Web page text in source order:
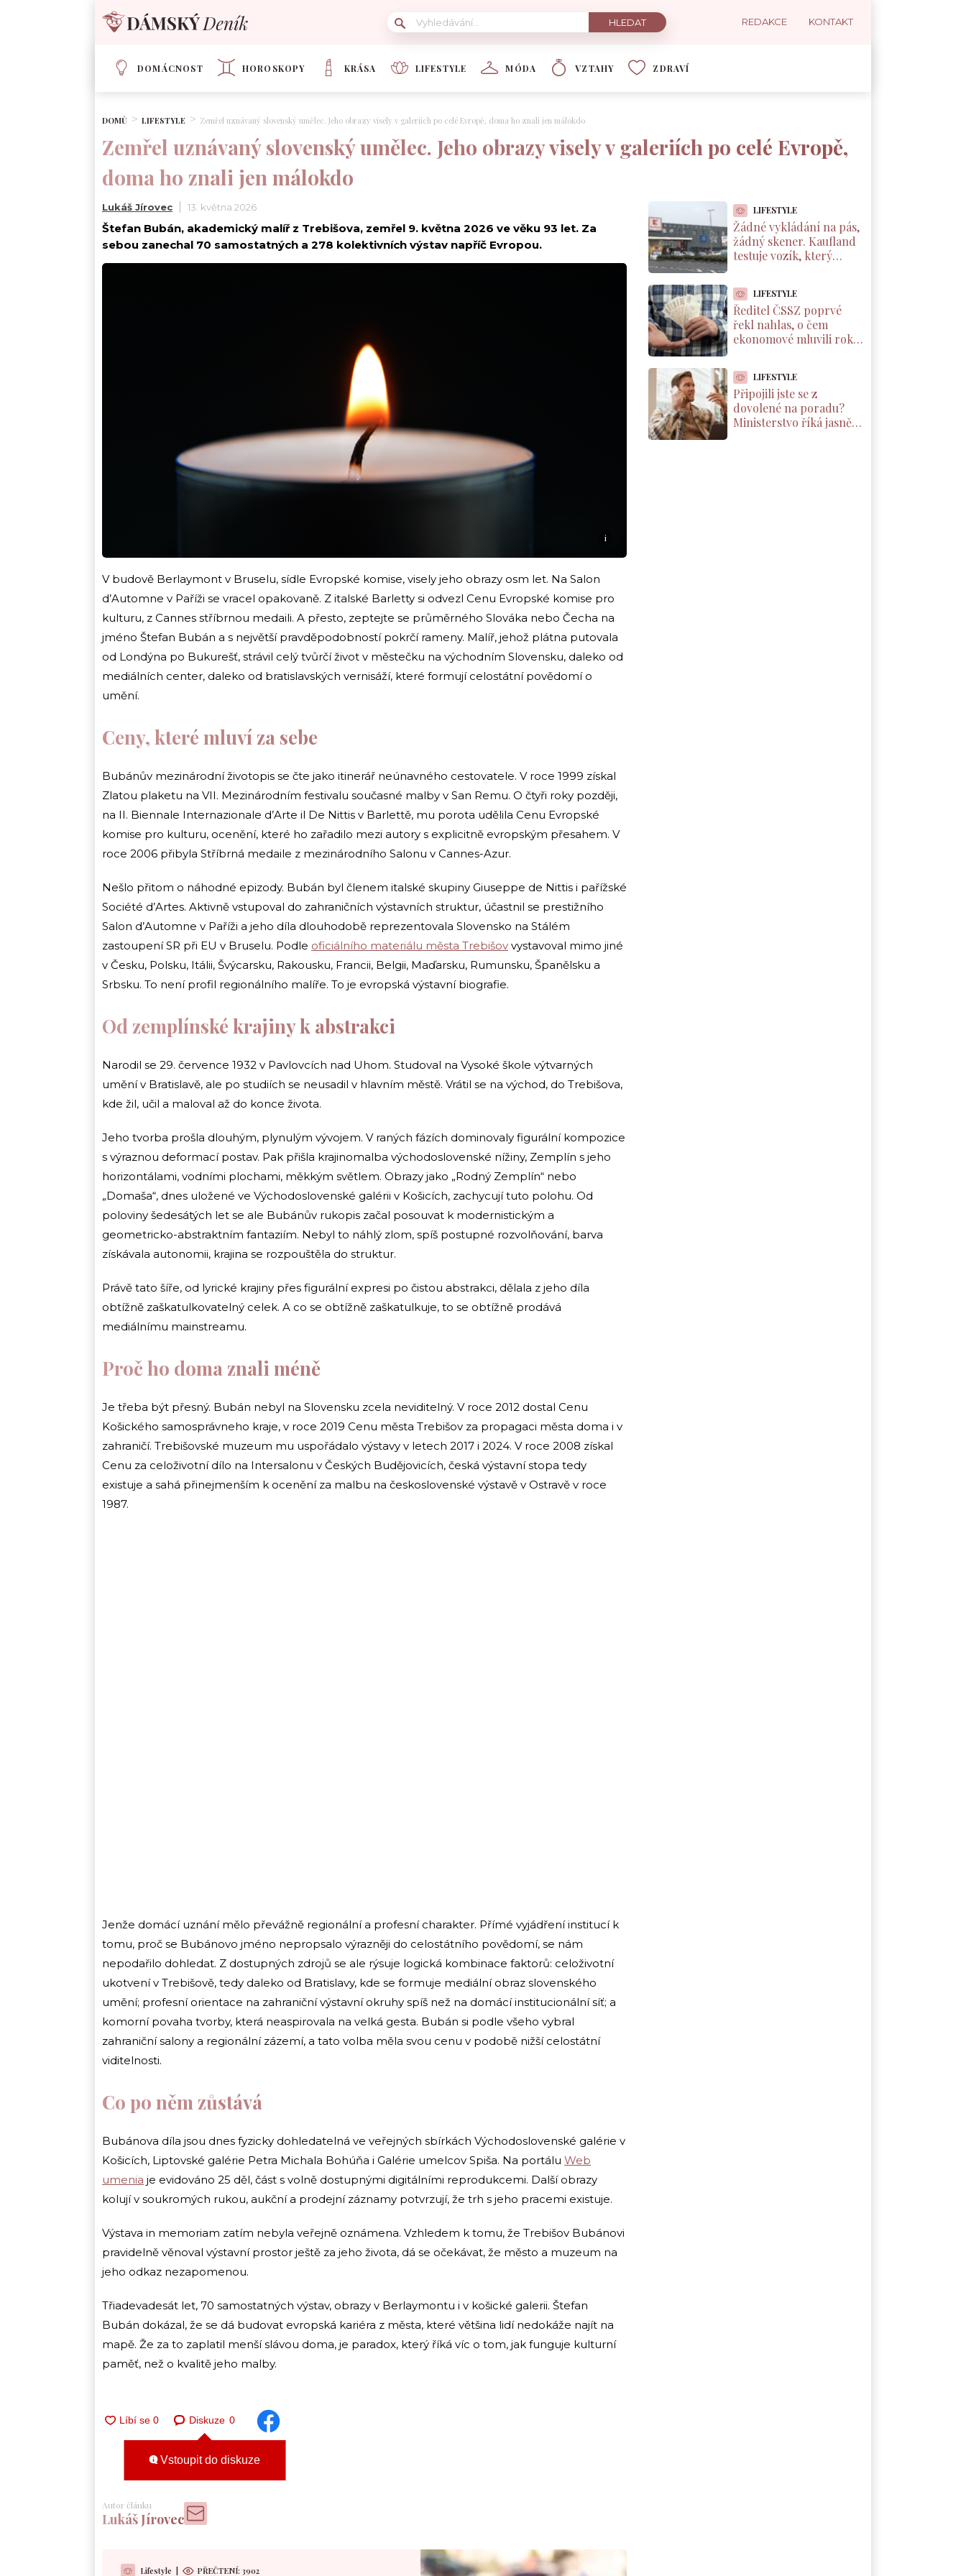
REDAKCE KONTAKT
DOMÁCNOST HOROSKOPY KRÁSA LIFESTYLE MÓDA VZTAHY ZDRAVÍ
DOMŮ LIFESTYLE Zemřel uznávaný slovenský umělec. Jeho obrazy visely v galeriích po celé Evropě, doma ho znali jen málokdo
Zemřel uznávaný slovenský umělec. Jeho obrazy visely v galeriích po celé Evropě,
doma ho znali jen málokdo
Lukáš Jírovec 13. května 2026
Štefan Bubán, akademický malíř z Trebišova, zemřel 9. května 2026 ve věku 93 let. Za
sebou zanechal 70 samostatných a 278 kolektivních výstav napříč Evropou.
i
V budově Berlaymont v Bruselu, sídle Evropské komise, visely jeho obrazy osm let. Na Salon
d’Automne v Paříži se vracel opakovaně. Z italské Barletty si odvezl Cenu Evropské komise pro
kulturu, z Cannes stříbrnou medaili. A přesto, zeptejte se průměrného Slováka nebo Čecha na
jméno Štefan Bubán a s největší pravděpodobností pokrčí rameny. Malíř, jehož plátna putovala
od Londýna po Bukurešť, strávil celý tvůrčí život v městečku na východním Slovensku, daleko od
mediálních center, daleko od bratislavských vernisáží, které formují celostátní povědomí o
umění.
Ceny, které mluví za sebe
Bubánův mezinárodní životopis se čte jako itinerář neúnavného cestovatele. V roce 1999 získal
Zlatou plaketu na VII. Mezinárodním festivalu současné malby v San Remu. O čtyři roky později,
na II. Biennale Internazionale d’Arte il De Nittis v Barlettě, mu porota udělila Cenu Evropské
komise pro kulturu, ocenění, které ho zařadilo mezi autory s explicitně evropským přesahem. V
roce 2006 přibyla Stříbrná medaile z mezinárodního Salonu v Cannes-Azur.
Nešlo přitom o náhodné epizody. Bubán byl členem italské skupiny Giuseppe de Nittis i pařížské
Société d’Artes. Aktivně vstupoval do zahraničních výstavních struktur, účastnil se prestižního
Salon d’Automne v Paříži a jeho díla dlouhodobě reprezentovala Slovensko na Stálém
zastoupení SR při EU v Bruselu. Podle oficiálního materiálu města Trebišov vystavoval mimo jiné
v Česku, Polsku, Itálii, Švýcarsku, Rakousku, Francii, Belgii, Maďarsku, Rumunsku, Španělsku a
Srbsku. To není profil regionálního malíře. To je evropská výstavní biografie.
Od zemplínské krajiny k abstrakci
Narodil se 29. července 1932 v Pavlovcích nad Uhom. Studoval na Vysoké škole výtvarných
umění v Bratislavě, ale po studiích se neusadil v hlavním městě. Vrátil se na východ, do Trebišova,
kde žil, učil a maloval až do konce života.
Jeho tvorba prošla dlouhým, plynulým vývojem. V raných fázích dominovaly figurální kompozice
s výraznou deformací postav. Pak přišla krajinomalba východoslovenské nížiny, Zemplín s jeho
horizontálami, vodními plochami, měkkým světlem. Obrazy jako „Rodný Zemplín“ nebo
„Domaša“, dnes uložené ve Východoslovenské galérii v Košicích, zachycují tuto polohu. Od
poloviny šedesátých let se ale Bubánův rukopis začal posouvat k modernistickým a
geometricko-abstraktním fantaziím. Nebyl to náhlý zlom, spíš postupné rozvolňování, barva
získávala autonomii, krajina se rozpouštěla do struktur.
Právě tato šíře, od lyrické krajiny přes figurální expresi po čistou abstrakci, dělala z jeho díla
obtížně zaškatulkovatelný celek. A co se obtížně zaškatulkuje, to se obtížně prodává
mediálnímu mainstreamu.
Proč ho doma znali méně
Je třeba být přesný. Bubán nebyl na Slovensku zcela neviditelný. V roce 2012 dostal Cenu
Košického samosprávneho kraje, v roce 2019 Cenu města Trebišov za propagaci města doma i v
zahraničí. Trebišovské muzeum mu uspořádalo výstavy v letech 2017 i 2024. V roce 2008 získal
Cenu za celoživotní dílo na Intersalonu v Českých Budějovicích, česká výstavní stopa tedy
existuje a sahá přinejmenším k ocenění za malbu na československé výstavě v Ostravě v roce
1987.
Jenže domácí uznání mělo převážně regionální a profesní charakter. Přímé vyjádření institucí k
tomu, proč se Bubánovo jméno nepropsalo výrazněji do celostátního povědomí, se nám
nepodařilo dohledat. Z dostupných zdrojů se ale rýsuje logická kombinace faktorů: celoživotní
ukotvení v Trebišově, tedy daleko od Bratislavy, kde se formuje mediální obraz slovenského
umění; profesní orientace na zahraniční výstavní okruhy spíš než na domácí institucionální síť; a
komorní povaha tvorby, která neaspirovala na velká gesta. Bubán si podle všeho vybral
zahraniční salony a regionální zázemí, a tato volba měla svou cenu v podobě nižší celostátní
viditelnosti.
Co po něm zůstává
Bubánova díla jsou dnes fyzicky dohledatelná ve veřejných sbírkách Východoslovenské galérie v
Košicích, Liptovské galérie Petra Michala Bohúňa i Galérie umelcov Spiša. Na portálu Web
umenia je evidováno 25 děl, část s volně dostupnými digitálními reprodukcemi. Další obrazy
kolují v soukromých rukou, aukční a prodejní záznamy potvrzují, že trh s jeho pracemi existuje.
Výstava in memoriam zatím nebyla veřejně oznámena. Vzhledem k tomu, že Trebišov Bubánovi
pravidelně věnoval výstavní prostor ještě za jeho života, dá se očekávat, že město a muzeum na
jeho odkaz nezapomenou.
Třiadevadesát let, 70 samostatných výstav, obrazy v Berlaymontu i v košické galerii. Štefan
Bubán dokázal, že se dá budovat evropská kariéra z města, které většina lidí nedokáže najít na
mapě. Že za to zaplatil menší slávou doma, je paradox, který říká víc o tom, jak funguje kulturní
paměť, než o kvalitě jeho malby.
Diskuze 0
Vstoupit do diskuze
Autor článku
Lukáš Jírovec
Lifestyle PŘEČTENÍ: 3902
LIFESTYLE
Žádné vykládání na pás,
žádný skener. Kaufland
testuje vozík, který
sebe
LIFESTYLE
Ředitel ČSSZ poprvé
řekl nahlas, o čem
ekonomové mluvili roky.
o 1800 Kč měsíčně
LIFESTYLE
Připojili jste se z
dovolené na poradu?
Ministerstvo říká jasně: